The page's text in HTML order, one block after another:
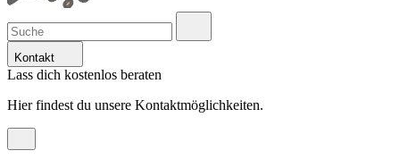
Kontakt
Lass dich kostenlos beraten
Hier findest du unsere Kontaktmöglichkeiten.